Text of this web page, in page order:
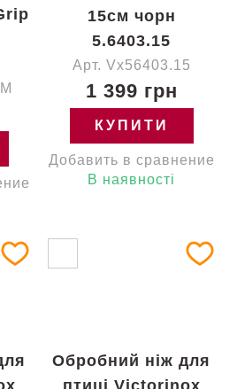
15см чорн
5.6403.15
Арт. Vx56403.15
1 399 грн
КУПИТИ
Добавить в сравнение
В наявності
Обробний ніж для
птиці Victorinox